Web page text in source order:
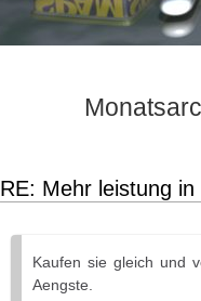
RE: Mehr leistung
Kaufen sie gleich und
Aengste.